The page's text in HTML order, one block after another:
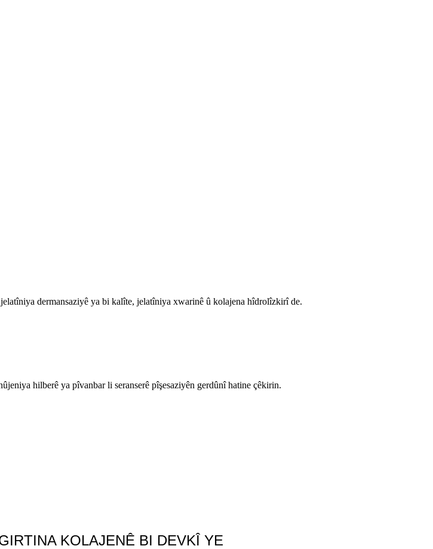
dermansaziyê ya bi kalîte, jelatîniya xwarinê û kolajena hîdrolîzkirî de.
hilberê ya pîvanbar li seranserê pîşesaziyên gerdûnî hatine çêkirin.
KOLAJENÊ BI DEVKÎ YE